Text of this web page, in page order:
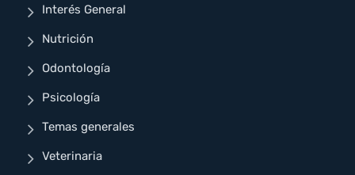
Interés General
Nutrición
Odontología
Psicología
Temas generales
Veterinaria